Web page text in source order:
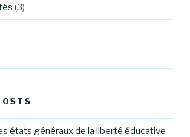
(3)
états généraux de la liberté éducative